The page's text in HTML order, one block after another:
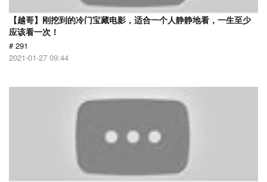
【越哥】刚挖到的冷门宝藏电影，适合一个人静静地看，一生至少
应该看一次！
# 291
2021-01-27 09:44